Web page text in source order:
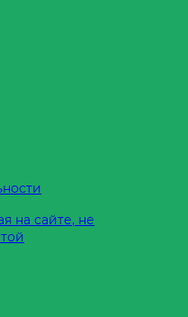
на сайте, не